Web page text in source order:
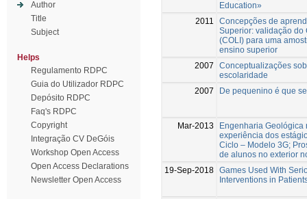
Author
Title
Subject
Helps
Regulamento RDPC
Guia do Utilizador RDPC
Depósito RDPC
Faq's RDPC
Copyright
Integração CV DeGóis
Workshop Open Access
Open Access Declarations
Newsletter Open Access
Education»
2011
Concepções de
Superior: validação do
(COLI) para uma
ensino superior
2007
Conceptualizações
escolaridade
2007
De pequenino é que
Mar-2013
Engenharia Geológica
experiência dos
Ciclo – Modelo 3G;
de alunos no exterior
19-Sep-2018 Games Used With
Interventions in